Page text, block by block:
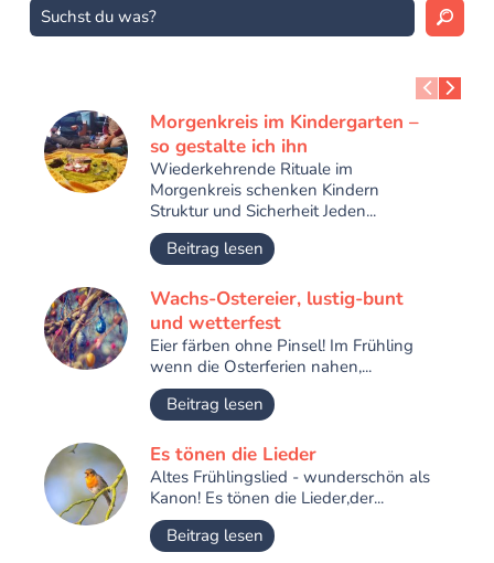
Morgenkreis im Kindergarten –
so gestalte ich ihn
Wiederkehrende Rituale im
Morgenkreis schenken Kindern
Struktur und Sicherheit Jeden...
Beitrag lesen
Wachs-Ostereier, lustig-bunt
und wetterfest
Eier färben ohne Pinsel! Im Frühling
wenn die Osterferien nahen,...
Beitrag lesen
Es tönen die Lieder
Altes Frühlingslied - wunderschön als
Kanon! Es tönen die Lieder,der...
Beitrag lesen